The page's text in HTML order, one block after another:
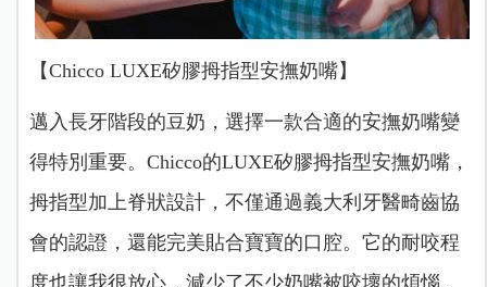
【Chicco LUXE矽膠拇指型安撫奶嘴】
邁入長牙階段的豆奶，選擇一款合適的安撫奶嘴變
得特別重要。Chicco的LUXE矽膠拇指型安撫奶嘴，
拇指型加上脊狀設計，不僅通過義大利牙醫畸齒協
會的認證，還能完美貼合寶寶的口腔。它的耐咬程
度也讓我很放心，減少了不少奶嘴被咬壞的煩惱。